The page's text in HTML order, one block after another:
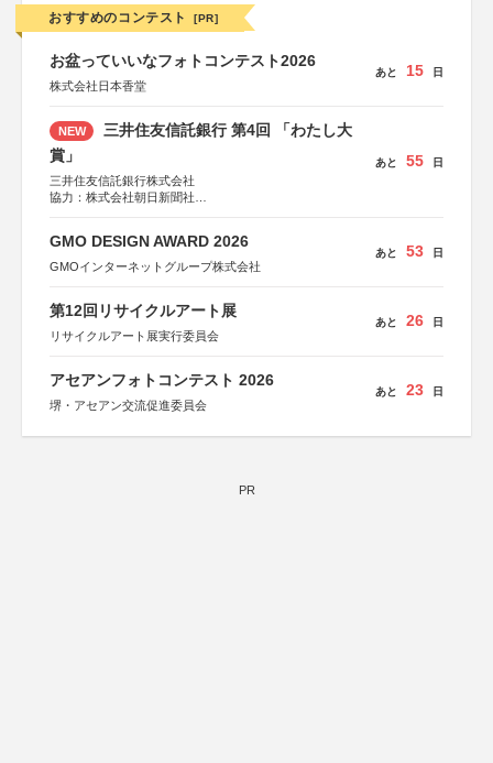
おすすめのコンテスト [PR]
お盆っていいなフォトコンテスト2026
株式会社日本香堂
あと 15 日
NEW
三井住友信託銀行 第4回 「わたし大
賞」
三井住友信託銀行株式会社
協力：株式会社朝日新聞社
あと 55 日
GMO DESIGN AWARD 2026
GMOインターネットグループ株式会社
あと 53 日
第12回リサイクルアート展
リサイクルアート展実行委員会
あと 26 日
アセアンフォトコンテスト 2026
堺・アセアン交流促進委員会
あと 23 日
PR